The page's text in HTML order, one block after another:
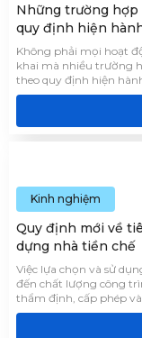
Những trường hợp
quy định hiện
Không phải mọi hoạt
khai mà nhiều trường
theo quy định hiện
bạn nhận biết những
quá trình thi công diễn
Kinh nghiệm
Quy định mới về
dựng nhà tiền chế
Việc lựa chọn và sử
đến chất lượng công
thẩm định, cấp phép
Dựng NTC sẽ giúp bạn
áp dụng trong xây